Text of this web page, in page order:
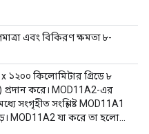
এবং বিকিরণ ক্ষমতা ৮-
১২০০ কিলোমিটার গ্রিডে ৮
প্রদান করে। MOD11A2-এর
সংগৃহীত সংশ্লিষ্ট MOD11A1
MOD11A2 যা করে তা হলো…